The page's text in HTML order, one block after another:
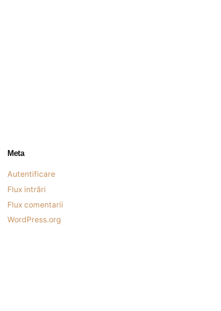
Meta
Autentificare
Flux intrări
Flux comentarii
WordPress.org